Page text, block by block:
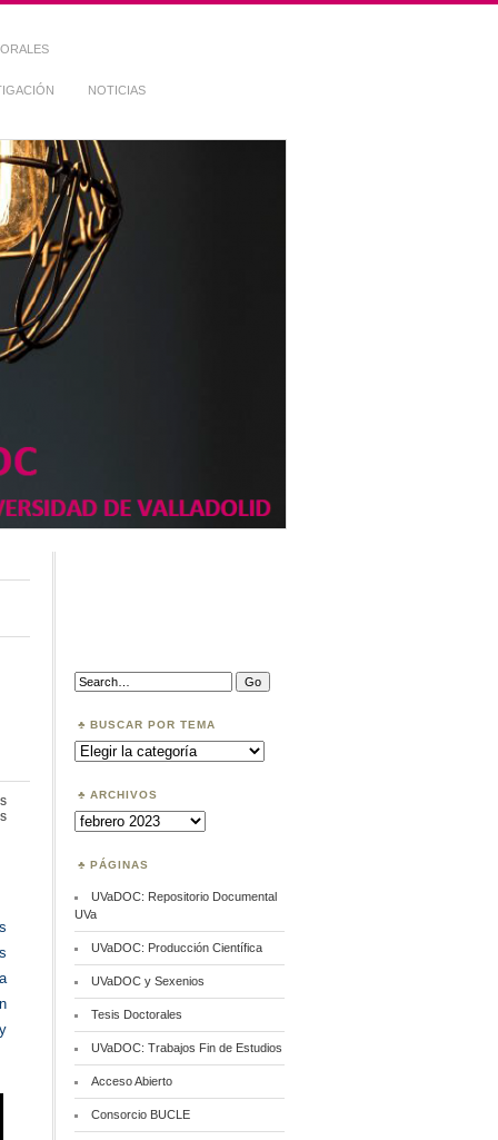
NOTICIAS
en
Search:
BUSCAR POR TEMA
Buscar
por
ARCHIVOS
Archivos
PÁGINAS
UVaDOC: Repositorio Documental
UVa
UVaDOC: Producción Científica
UVaDOC y Sexenios
Tesis Doctorales
UVaDOC: Trabajos Fin de Estudios
Acceso Abierto
Consorcio BUCLE